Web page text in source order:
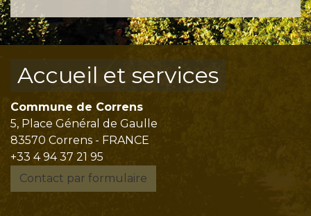
Accueil et services
Commune de Correns
5, Place Général de Gaulle
83570 Correns - FRANCE
+33 4 94 37 21 95
Contact par formulaire